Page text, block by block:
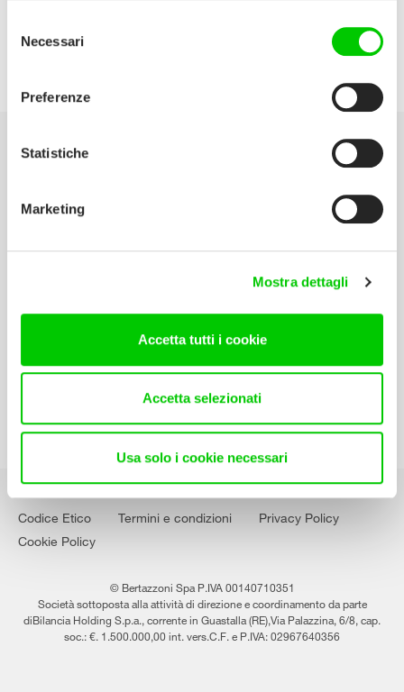
delNecessari
Preferenze
Statistiche
Marketing
Mostra dettagli
Accetta tutti i cookie
Accetta selezionati
Usa solo i cookie necessari
(Ragusa) Italia
Scarica il catalogo
Manuali d’istruzione
Lavora con noi
Codice Etico Termini e condizioni
Privacy Policy
Cookie Policy
© Bertazzoni Spa P.IVA 00140710351
Società sottoposta alla attività di direzione e coordinamento da parte
diBilancia Holding S.p.a., corrente in Guastalla (RE),Via Palazzina, 6/8, cap.
soc.: €. 1.500.000,00 int. vers.C.F. e P.IVA: 02967640356